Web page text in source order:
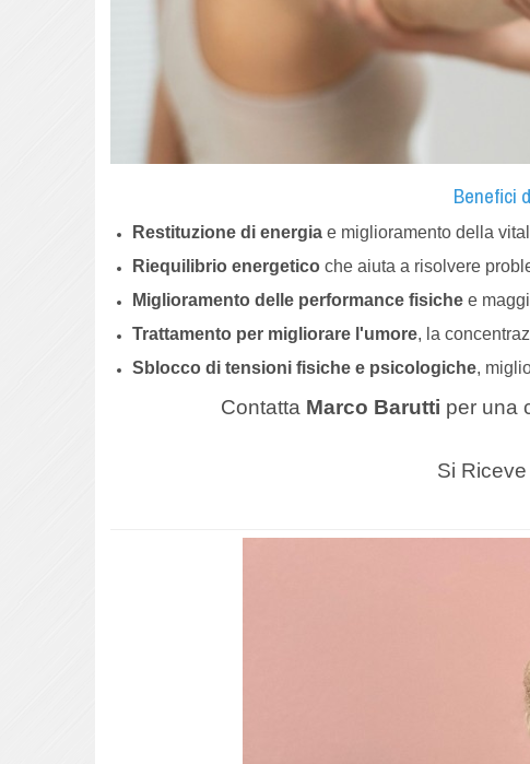
Benefici
Restituzione di energia e miglioramento della
Riequilibrio energetico che aiuta a risolvere
Miglioramento delle performance fisiche e
Trattamento per migliorare l'umore, la
Sblocco di tensioni fisiche e psicologiche,
Contatta Marco Barutti per una
Si